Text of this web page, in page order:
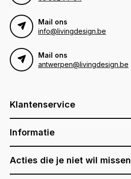
Mail ons
info@livingdesign.be
Mail ons
antwerpen@livingdesign.be
Klantenservice
Informatie
Acties die je niet wil missen